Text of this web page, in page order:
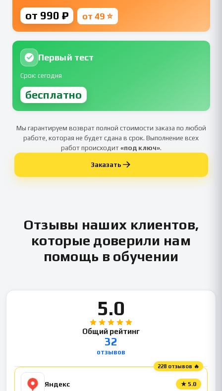
от 990 ₽ от 49 ⭐
Первый тест
Срок: сегодня
бесплатно
Мы гарантируем возврат полной стоимости заказа по любой
работе, которая не будет сдана в срок. Выполнение всех
работ происходит«под ключ».
Заказать
Отзывы наших клиентов,
которые доверили нам
помощь в обучении
5.0
Общий рейтинг
32
отзывов
228 отзывов 🔥
Яндекс ★ 5.0